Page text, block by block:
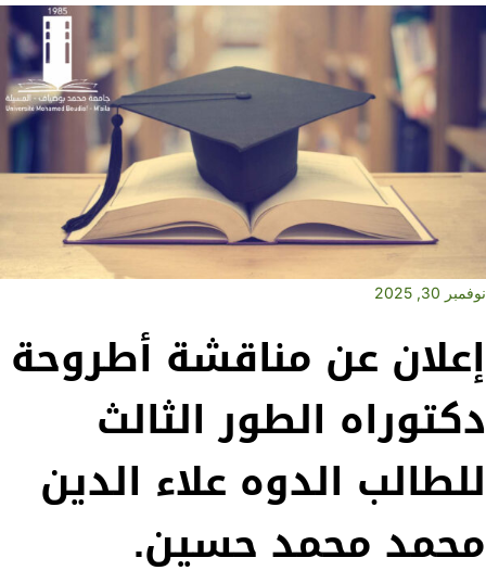
نوفمبر 30, 2025
إعلان عن مناقشة أطروحة
دكتوراه الطور الثالث
للطالب الدوه علاء الدين
محمد محمد حسين.